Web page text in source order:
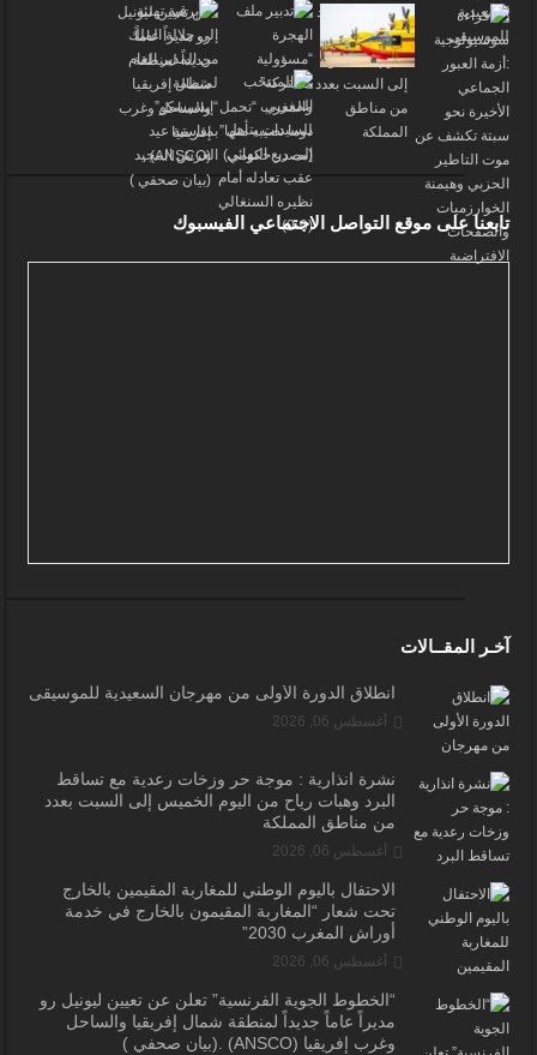
تابعنا على موقع التواصل الاجتماعي الفيسبوك
آخـر المقــالات
انطلاق الدورة الأولى من مهرجان السعيدية للموسيقى
أغسطس 06, 2026
نشرة انذارية : موجة حر وزخات رعدية مع تساقط
البرد وهبات رياح من اليوم الخميس إلى السبت بعدد
من مناطق المملكة
أغسطس 06, 2026
الاحتفال باليوم الوطني للمغاربة المقيمين بالخارج
تحت شعار “المغاربة المقيمون بالخارج في خدمة
أوراش المغرب 2030”
أغسطس 06, 2026
“الخطوط الجوية الفرنسية” تعلن عن تعيين ليونيل رو
مديراً عاماً جديداً لمنطقة شمال إفريقيا والساحل
وغرب إفريقيا (ANSCO) .(بيان صحفي )